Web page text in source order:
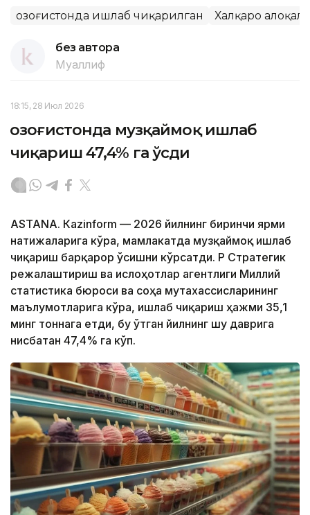
Қозоғистонда ишлаб чиқарилган Халқаро
без автора
Муаллиф
18:15, 28 Июл 2026
Қозоғистонда музқаймоқ ишлаб
чиқариш 47,4% га ўсди
ASTANА. Каzinform — 2026 йилнинг биринчи ярми
натижаларига кўра, мамлакатда музқаймоқ ишлаб
чиқариш барқарор ўсишни кўрсатди. ҚР Стратегик
режалаштириш ва ислоҳотлар агентлиги Миллий
статистика бюроси ва соҳа мутахассисларининг
маълумотларига кўра, ишлаб чиқариш ҳажми 35,1
минг тоннага етди, бу ўтган йилнинг шу даврига
нисбатан 47,4% га кўп.